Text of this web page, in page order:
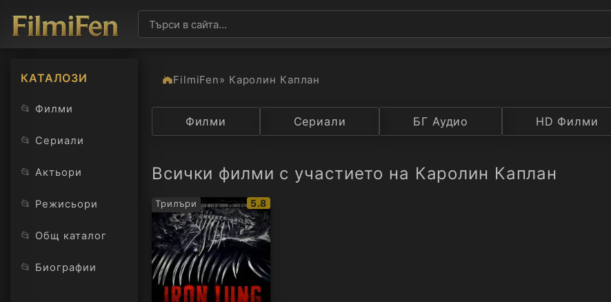
КАТАЛОЗИ
📂 Филми
📂 Сериали
📂 Актьори
📂 Режисьори
📂 Общ каталог
📂 Биографии
FilmiFen» Каролин Каплан
Категория Държава Рейтинг
Филми Сериали БГ Аудио HD Филми
Всички филми с участието на Каролин Каплан
Трилъри
IMDb
рейтинг:
5.8